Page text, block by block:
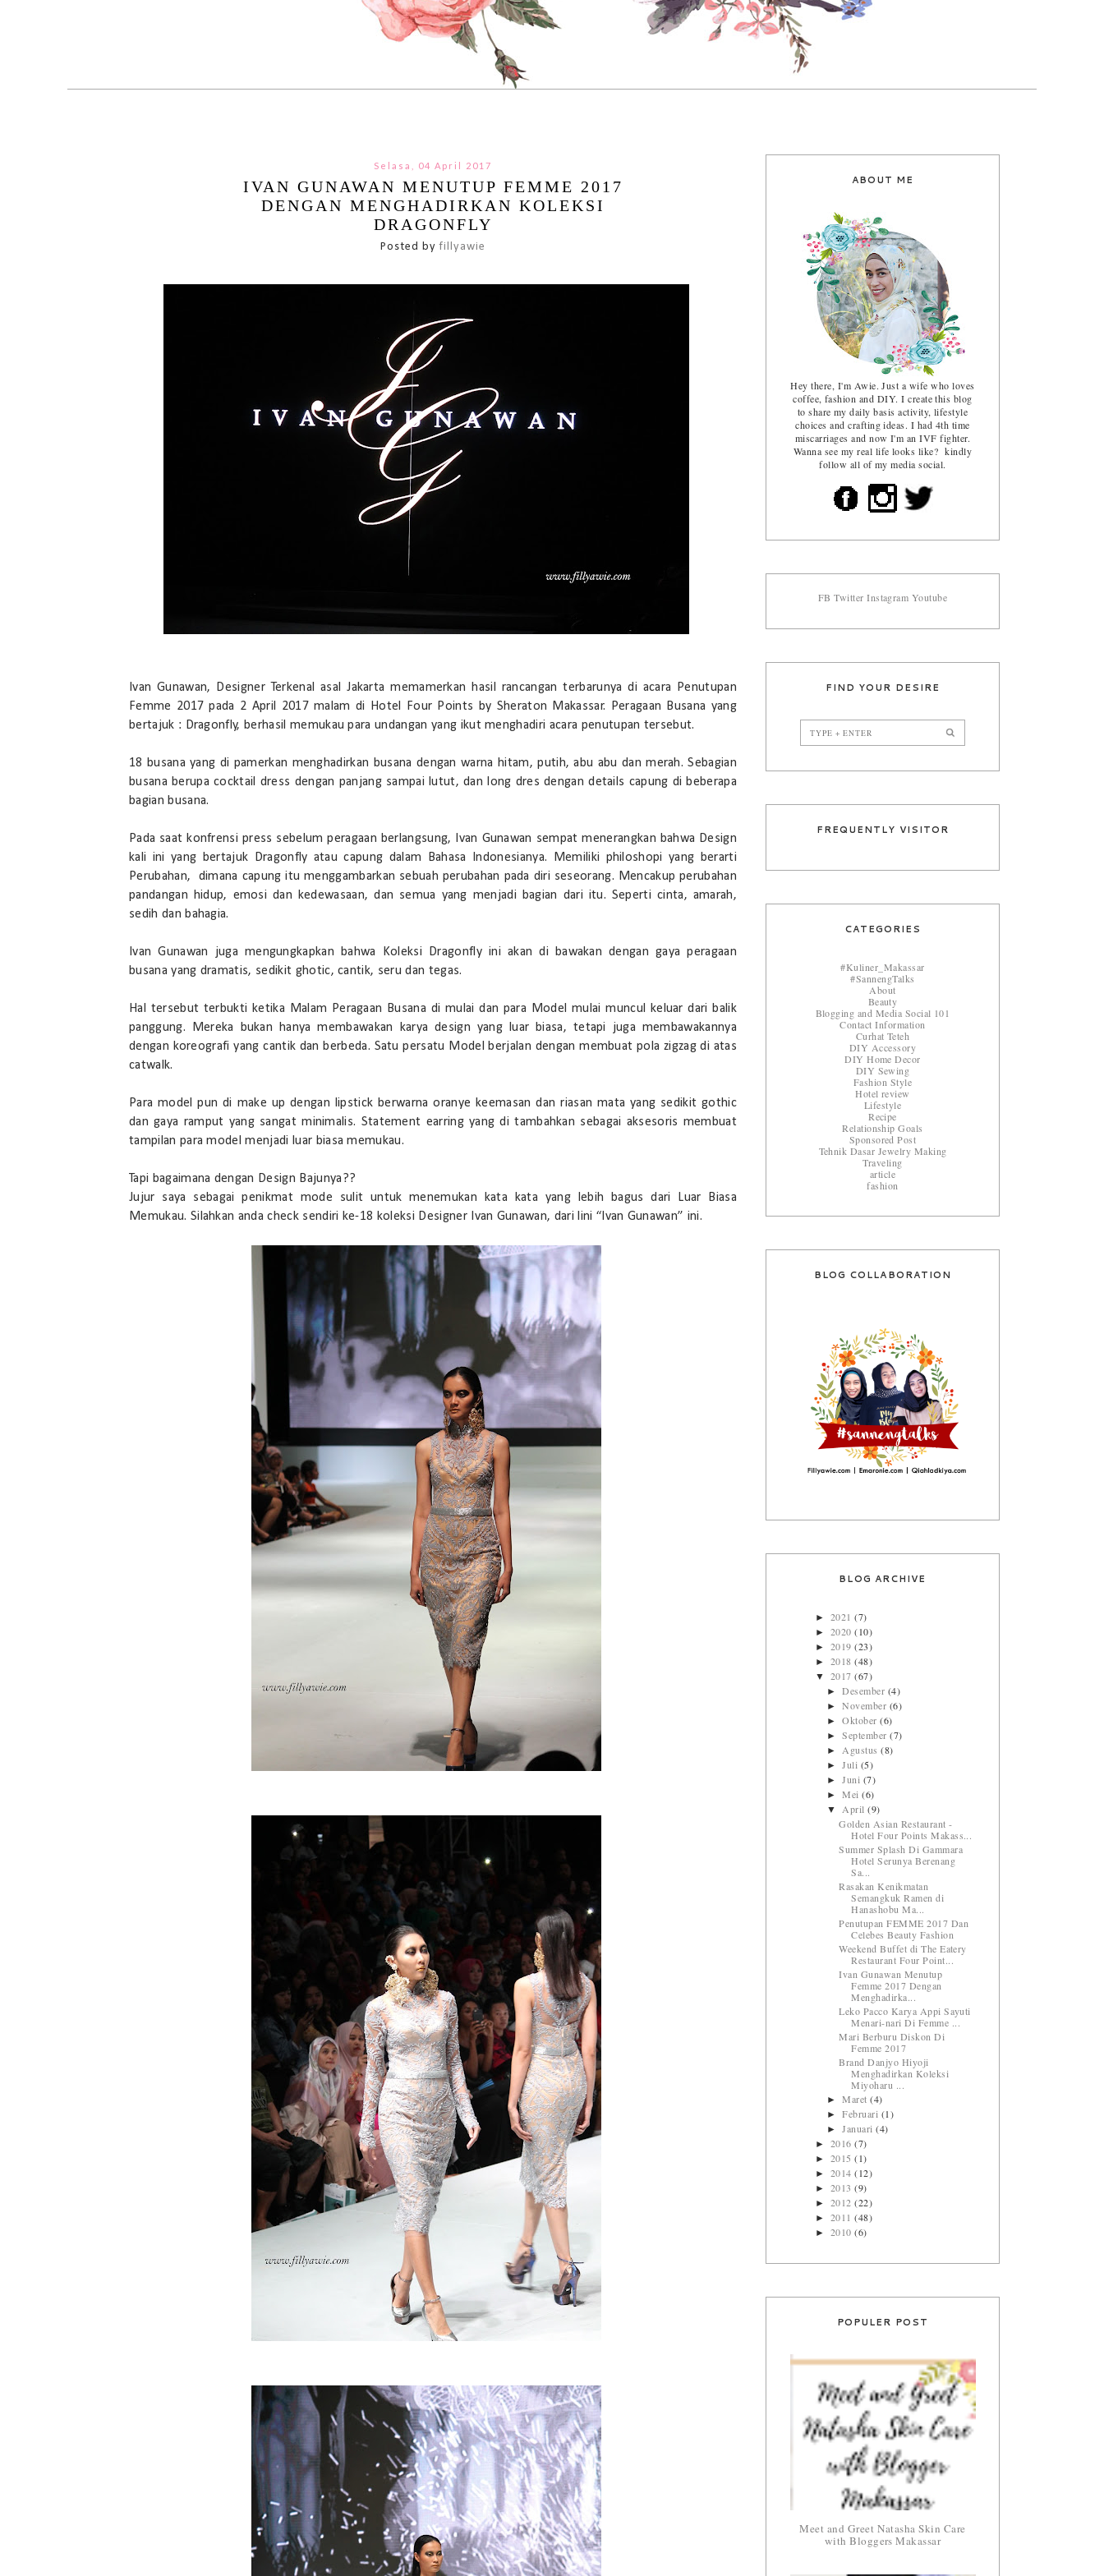
Selasa, 04 April 2017
IVAN GUNAWAN MENUTUP FEMME 2017
DENGAN MENGHADIRKAN KOLEKSI
DRAGONFLY
Posted byfillyawie
Ivan Gunawan, Designer Terkenal asal Jakarta memamerkan hasil rancangan terbarunya di acara Penutupan
Femme 2017 pada 2 April 2017 malam di Hotel Four Points by Sheraton Makassar. Peragaan Busana yang
bertajuk : Dragonfly, berhasil memukau para undangan yang ikut menghadiri acara penutupan tersebut.
18 busana yang di pamerkan menghadirkan busana dengan warna hitam, putih, abu abu dan merah. Sebagian
busana berupa cocktail dress dengan panjang sampai lutut, dan long dres dengan details capung di beberapa
bagian busana.
Pada saat konfrensi press sebelum peragaan berlangsung, Ivan Gunawan sempat menerangkan bahwa Design
kali ini yang bertajuk Dragonfly atau capung dalam Bahasa Indonesianya. Memiliki philoshopi yang berarti
Perubahan, dimana capung itu menggambarkan sebuah perubahan pada diri seseorang. Mencakup perubahan
pandangan hidup, emosi dan kedewasaan, dan semua yang menjadi bagian dari itu. Seperti cinta, amarah,
sedih dan bahagia.
Ivan Gunawan juga mengungkapkan bahwa Koleksi Dragonfly ini akan di bawakan dengan gaya peragaan
busana yang dramatis, sedikit ghotic, cantik, seru dan tegas.
Hal tersebut terbukti ketika Malam Peragaan Busana di mulai dan para Model mulai muncul keluar dari balik
panggung. Mereka bukan hanya membawakan karya design yang luar biasa, tetapi juga membawakannya
dengan koreografi yang cantik dan berbeda. Satu persatu Model berjalan dengan membuat pola zigzag di atas
catwalk.
Para model pun di make up dengan lipstick berwarna oranye keemasan dan riasan mata yang sedikit gothic
dan gaya ramput yang sangat minimalis. Statement earring yang di tambahkan sebagai aksesoris membuat
tampilan para model menjadi luar biasa memukau.
Tapi bagaimana dengan Design Bajunya??
Jujur saya sebagai penikmat mode sulit untuk menemukan kata kata yang lebih bagus dari Luar Biasa
Memukau. Silahkan anda check sendiri ke-18 koleksi Designer Ivan Gunawan, dari lini “Ivan Gunawan” ini.
ABOUT ME
Hey there, I'm Awie. Just a wife who loves
coffee, fashion and DIY. I create this blog
to share my daily basis activity, lifestyle
choices and crafting ideas. I had 4th time
miscarriages and now I'm an IVF fighter.
Wanna see my real life looks like? kindly
follow all of my media social.
FB Twitter Instagram Youtube
FIND YOUR DESIRE
FREQUENTLY VISITOR
CATEGORIES
#Kuliner_Makassar
#SannengTalks
About
Beauty
Blogging and Media Social 101
Contact Information
Curhat Teteh
DIY Accessory
DIY Home Decor
DIY Sewing
Fashion Style
Hotel review
Lifestyle
Recipe
Relationship Goals
Sponsored Post
Tehnik Dasar Jewelry Making
Traveling
article
fashion
BLOG COLLABORATION
BLOG ARCHIVE
► 2021(7)
► 2020(10)
► 2019(23)
► 2018(48)
▼ 2017(67)
►Desember (4)
►November (6)
►Oktober(6)
►September(7)
►Agustus(8)
►Juli (5)
►Juni (7)
►Mei(6)
▼April(9)
Golden Asian Restaurant -
Hotel Four Points Makass...
Summer Splash Di Gammara
Hotel Serunya Berenang
Sa...
Rasakan Kenikmatan
Semangkuk Ramen di
Hanashobu Ma...
Penutupan FEMME 2017 Dan
Celebes Beauty Fashion
Weekend Buffet di The Eatery
Restaurant Four Point...
Ivan Gunawan Menutup
Femme 2017 Dengan
Menghadirka...
Leko Pacco Karya Appi Sayuti
Menari-nari Di Femme ...
Mari Berburu Diskon Di
Femme 2017
Brand Danjyo Hiyoji
Menghadirkan Koleksi
Miyoharu ...
►Maret(4)
►Februari (1)
►Januari(4)
► 2016(7)
► 2015(1)
► 2014(12)
► 2013(9)
► 2012(22)
► 2011(48)
► 2010(6)
POPULER POST
Meet and Greet Natasha Skin Care
with Bloggers Makassar